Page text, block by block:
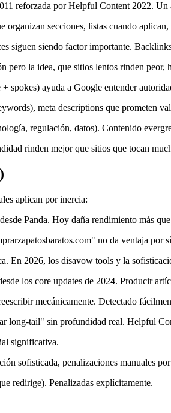
reforzada por Helpful Content 2022.
secciones, listas cuando
siguen siendo factor importante.
pero la idea, que sitios lentos rinden peor,
spokes) ayuda a Google entender
meta descriptions que prometen
regulación, datos). Contenido
rinden mejor que sitios que tocan
aplican por inercia:
Panda. Hoy daña rendimiento más
no da ventaja por
En 2026, los disavow tools y la
los core updates de 2024. Producir
mecánicamente. Detectado
long-tail" sin profundidad real. Helpful
significativa.
sofisticada, penalizaciones manuales
redirige). Penalizadas explícitamente.